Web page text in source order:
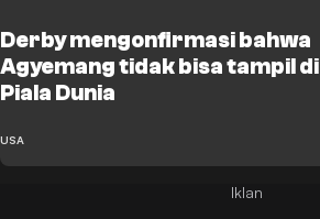
Derby mengonfirmasi bahwa
Agyemang tidak bisa tampil di
Piala Dunia
USA